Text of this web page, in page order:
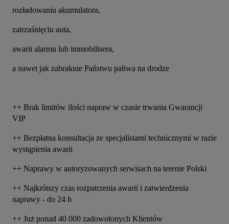
rozładowaniu akumulatora,
zatrzaśnięciu auta,
awarii alarmu lub immobilisera,
a nawet jak zabraknie Państwu paliwa na drodze
++ Brak limitów ilości napraw w czasie trwania Gwarancji
VIP
++ Bezpłatna konsultacja ze specjalistami technicznymi w razie
wystąpienia awarii
++ Naprawy w autoryzowanych serwisach na terenie Polski
++ Najkrótszy czas rozpatrzenia awarii i zatwierdzenia
naprawy - do 24 h
++ Już ponad 40 000 zadowolonych Klientów